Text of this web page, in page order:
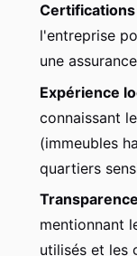
l'entreprise
une
Expérience
connaissant
(immeubles
quartiers
mentionnant
utilisés et les